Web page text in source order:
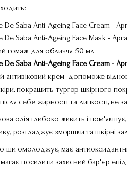
De Saba Anti-Ageing Face Cream -
De Saba Anti-Ageing Face Mask -
гомаж для обличчя 50 мл.
De Saba Anti-Ageing Face Cream -
антивіковий крем допоможе
покращить тургор шкірного
себе жирності та липкості, не
олія глибоко живить і
розгладжує зморшки та шкірні
ши омолоджує, має
посилити захисний бар'єр